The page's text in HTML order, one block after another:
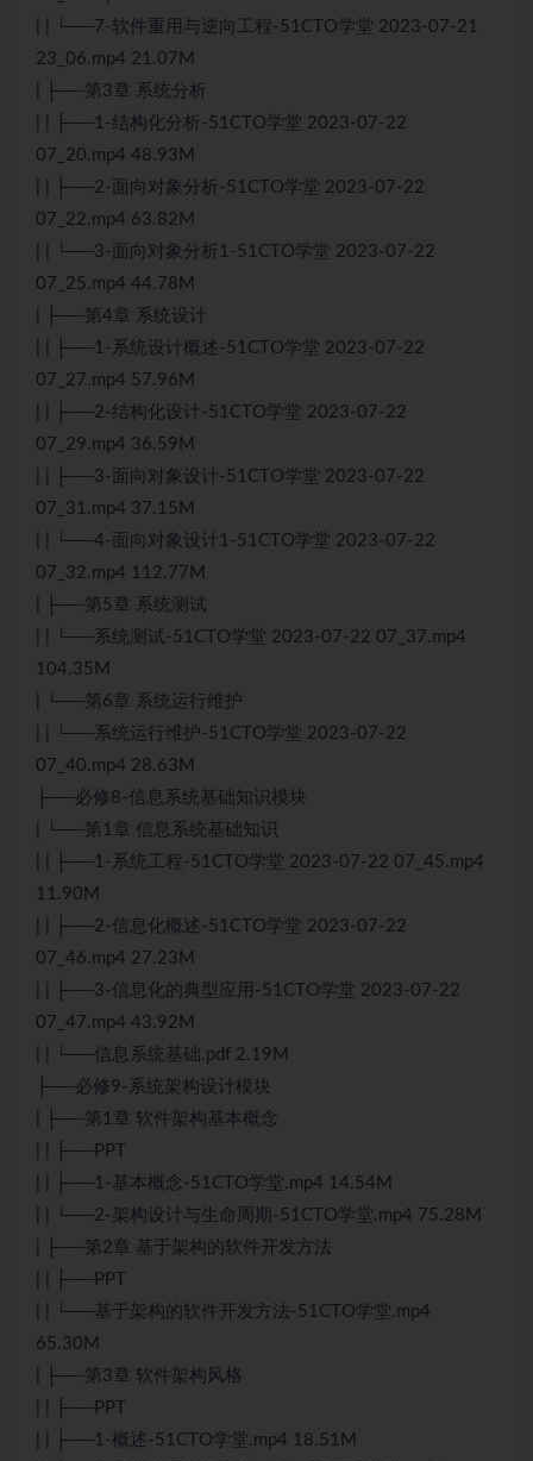
| | └──7-软件重用与逆向工程-51CTO学堂 2023-07-21
23_06.mp4 21.07M
| ├──第3章 系统分析
| | ├──1-结构化分析-51CTO学堂 2023-07-22
07_20.mp4 48.93M
| | ├──2-面向对象分析-51CTO学堂 2023-07-22
07_22.mp4 63.82M
| | └──3-面向对象分析1-51CTO学堂 2023-07-22
07_25.mp4 44.78M
| ├──第4章 系统设计
| | ├──1-系统设计概述-51CTO学堂 2023-07-22
07_27.mp4 57.96M
| | ├──2-结构化设计-51CTO学堂 2023-07-22
07_29.mp4 36.59M
| | ├──3-面向对象设计-51CTO学堂 2023-07-22
07_31.mp4 37.15M
| | └──4-面向对象设计1-51CTO学堂 2023-07-22
07_32.mp4 112.77M
| ├──第5章 系统测试
| | └──系统测试-51CTO学堂 2023-07-22 07_37.mp4
104.35M
| └──第6章 系统运行维护
| | └──系统运行维护-51CTO学堂 2023-07-22
07_40.mp4 28.63M
├──必修8-信息系统基础知识模块
| └──第1章 信息系统基础知识
| | ├──1-系统工程-51CTO学堂 2023-07-22 07_45.mp4
11.90M
| | ├──2-信息化概述-51CTO学堂 2023-07-22
07_46.mp4 27.23M
| | ├──3-信息化的典型应用-51CTO学堂 2023-07-22
07_47.mp4 43.92M
| | └──信息系统基础.pdf 2.19M
├──必修9-系统架构设计模块
| ├──第1章 软件架构基本概念
| | ├──PPT
| | ├──1-基本概念-51CTO学堂.mp4 14.54M
| | └──2-架构设计与生命周期-51CTO学堂.mp4 75.28M
| ├──第2章 基于架构的软件开发方法
| | ├──PPT
| | └──基于架构的软件开发方法-51CTO学堂.mp4
65.30M
| ├──第3章 软件架构风格
| | ├──PPT
| | ├──1-概述-51CTO学堂.mp4 18.51M